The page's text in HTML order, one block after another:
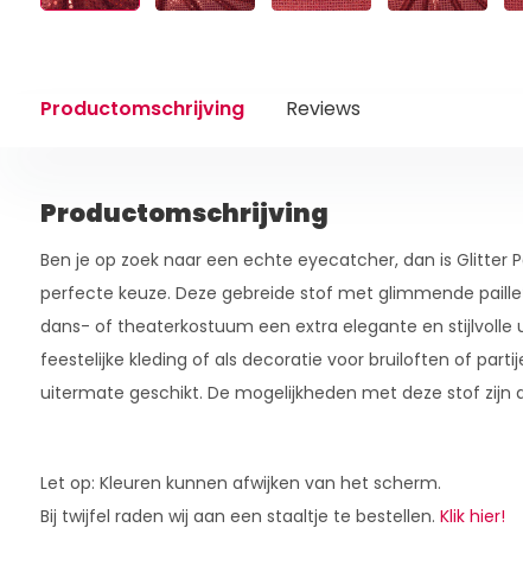
Productomschrijving Reviews
Productomschrijving
Ben je op zoek naar een echte eyecatcher, dan is Glitter
perfecte keuze. Deze gebreide stof met glimmende
dans- of theaterkostuum een extra elegante en stijlvolle
feestelijke kleding of als decoratie voor bruiloften of
uitermate geschikt. De mogelijkheden met deze stof zijn
Let op: Kleuren kunnen afwijken van het scherm.
Bij twijfel raden wij aan een staaltje te bestellen. Klik hier!